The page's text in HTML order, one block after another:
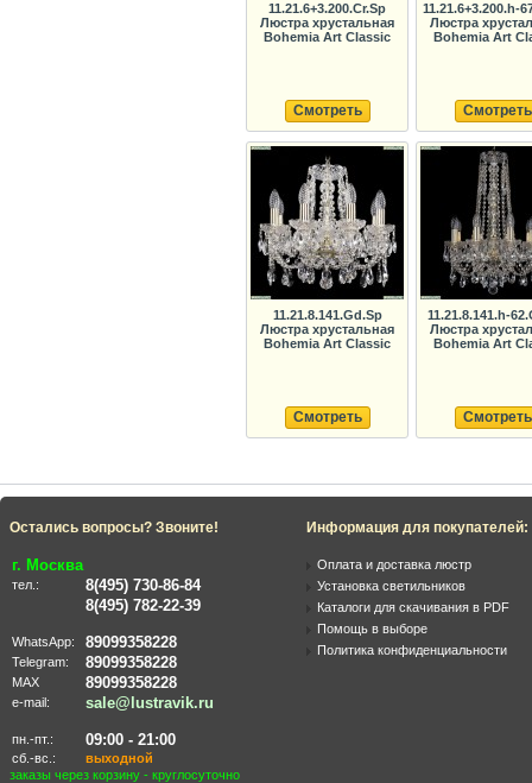
11.21.6+3.200.Cr.Sp
Люстра хрустальная
Bohemia Art Classic
Смотреть
11.21.6+3.200.h-
Люстра
Bohemia Art
Смотреть
11.21.8.141.Gd.Sp
Люстра хрустальная
Bohemia Art Classic
Смотреть
11.21.8.141.h-
Люстра
Bohemia Art
Смотреть
Остались вопросы? Звоните!
г. Москва
тел.:
8(495) 730-86-84
8(495) 782-22-39
WhatsApp: 89099358228
Telegram: 89099358228
MAX 89099358228
e-mail: sale@lustravik.ru
пн.-пт.: 09:00 - 21:00
сб.-вс.:
выходной
заказы через корзину - круглосуточно
Информация для покупателей:
Оплата и доставка люстр
Установка светильников
Каталоги для скачивания в PDF
Помощь в выборе
Политика конфиденциальности